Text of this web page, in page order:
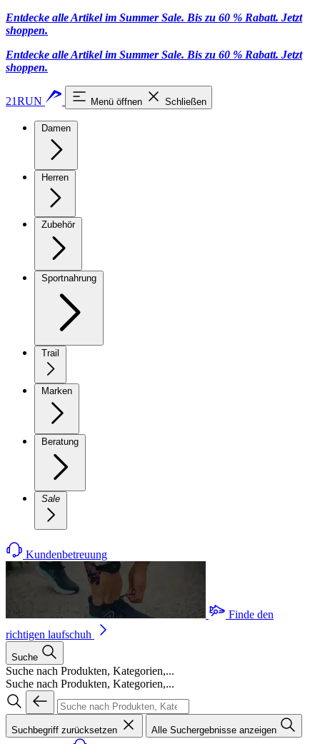
Entdecke alle Artikel im Summer Sale. Bis zu 60 % Rabatt. Jetzt
shoppen.
Entdecke alle Artikel im Summer Sale. Bis zu 60 % Rabatt. Jetzt
shoppen.
21RUN Menü öffnen Schließen
Damen
Herren
Zubehör
Sportnahrung
Trail
Marken
Beratung
Sale
Kundenbetreuung
Finde den
richtigen laufschuh
Suche
Suche nach Produkten, Kategorien,...
Suche nach Produkten, Kategorien,...
Suchbegriff zurücksetzen Alle Suchergebnisse anzeigen